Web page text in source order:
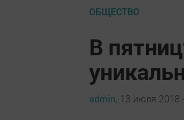
ОБЩЕСТВО
В
admin, 13 июля 2018